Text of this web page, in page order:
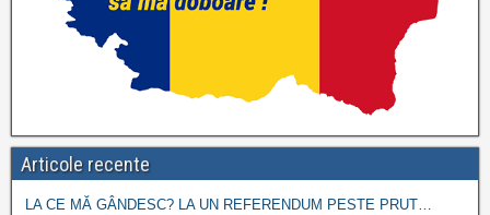
Articole recente
LA CE MĂ GÂNDESC? LA UN REFERENDUM PESTE PRUT…